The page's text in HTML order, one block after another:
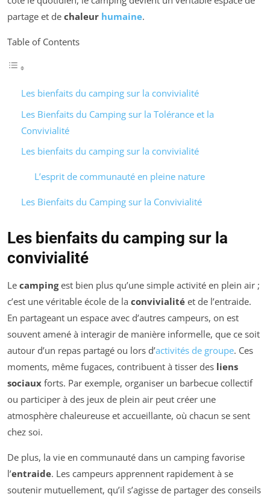
partage et de chaleur humaine.
Table of Contents
Les bienfaits du camping sur la convivialité
Les Bienfaits du Camping sur la Tolérance et la
Convivialité
Les bienfaits du camping sur la convivialité
L’esprit de communauté en pleine nature
Les Bienfaits du Camping sur la Convivialité
Les bienfaits du camping sur la
convivialité
Le campingest bien plus qu’une simple activité en plein air ;
c’est une véritable école de la convivialité et de l’entraide.
En partageant un espace avec d’autres campeurs, on est
souvent amené à interagir de manière informelle, que ce soit
autour d’un repas partagé ou lors d’activités de groupe. Ces
moments, même fugaces, contribuent à tisser des liens
sociaux forts. Par exemple, organiser un barbecue collectif
ou participer à des jeux de plein air peut créer une
atmosphère chaleureuse et accueillante, où chacun se sent
chez soi.
De plus, la vie en communauté dans un camping favorise
l’entraide. Les campeurs apprennent rapidement à se
soutenir mutuellement, qu’il s’agisse de partager des conseils